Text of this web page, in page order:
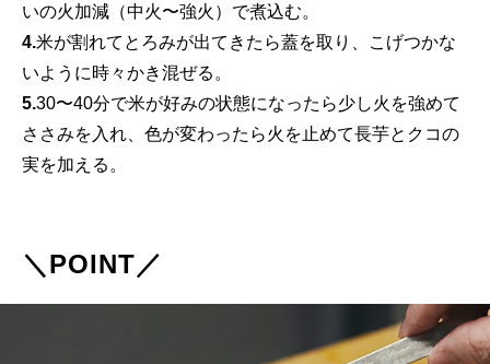
いの火加減（中火〜強火）で煮込む。
4.米が割れてとろみが出てきたら蓋を取り、こげつかな
いように時々かき混ぜる。
5.30〜40分で米が好みの状態になったら少し火を強めて
ささみを入れ、色が変わったら火を止めて長芋とクコの
実を加える。
＼POINT／